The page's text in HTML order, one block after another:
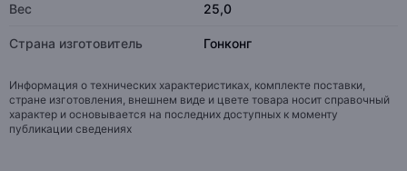
Вес 25,0
Страна изготовитель Гонконг
Информация о технических характеристиках, комплекте поставки,
стране изготовления, внешнем виде и цвете товара носит справочный
характер и основывается на последних доступных к моменту
публикации сведениях